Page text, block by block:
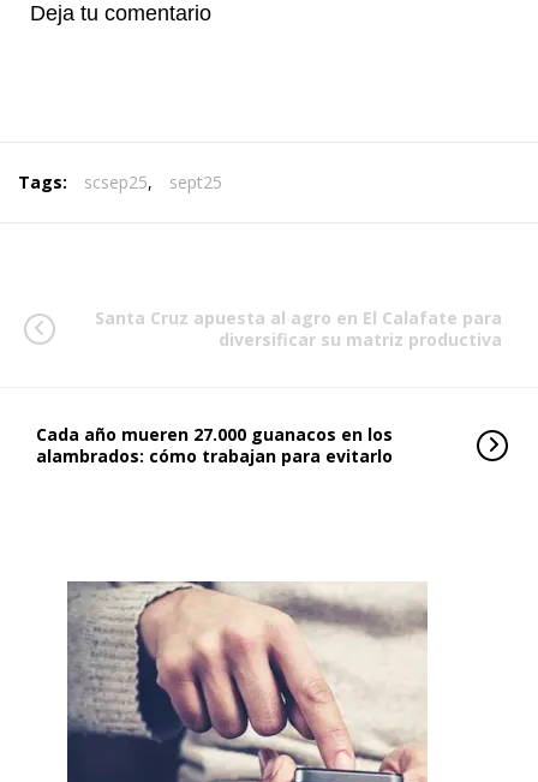
Deja tu comentario
Tags: scsep25, sept25
Santa Cruz apuesta al agro en El Calafate para
diversificar su matriz productiva
Cada año mueren 27.000 guanacos en los
alambrados: cómo trabajan para evitarlo